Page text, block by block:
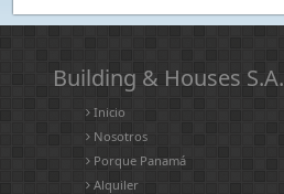
Building & Houses S.A.
Inicio
Nosotros
Porque Panamá
Alquiler